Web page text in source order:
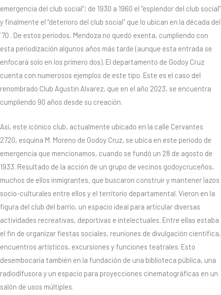
emergencia del club social”; de 1930 a 1960 el “esplendor del club social”
y finalmente el “deterioro del club social” que lo ubican en la década del
´70 . De estos periodos, Mendoza no quedó exenta, cumpliendo con
esta periodización algunos años más tarde (aunque esta entrada se
enfocará solo en los primero dos). El departamento de Godoy Cruz
cuenta con numerosos ejemplos de este tipo. Este es el caso del
renombrado Club Agustin Alvarez, que en el año 2023, se encuentra
cumpliendo 90 años desde su creación.
Así, este icónico club, actualmente ubicado en la calle Cervantes
2720, esquina M. Moreno de Godoy Cruz, se ubica en este periodo de
emergencia que mencionamos, cuando se fundó un 28 de agosto de
1933. Resultado de la acción de un grupo de vecinos godoycruceños,
muchos de ellos inmigrantes, que buscaron construir y mantener lazos
socio-culturales entre ellos y el territorio departamental. Vieron en la
figura del club del barrio, un espacio ideal para articular diversas
actividades recreativas, deportivas e intelectuales. Entre ellas estaba
el fin de organizar fiestas sociales, reuniones de divulgación científica,
encuentros artísticos, excursiones y funciones teatrales. Esto
desembocaría también en la fundación de una biblioteca pública, una
radiodifusora y un espacio para proyecciones cinematográficas en un
salón de usos múltiples.